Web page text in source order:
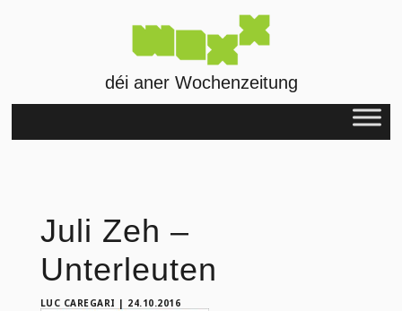
déi aner Wochenzeitung
Juli Zeh –
Unterleuten
LUC CAREGARI | 24.10.2016